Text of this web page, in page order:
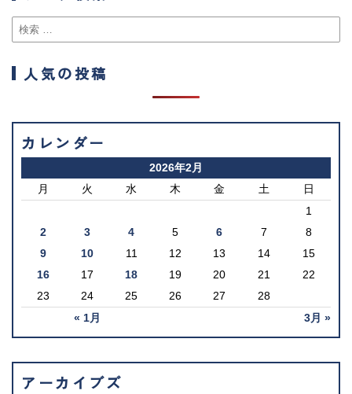
人気の投稿
カレンダー
2026年2月
月
火 水 木 金 土 日
« 1月 3月 »
1
2
3 4 5 6 7
8
9
10 11 12 13 14
15
16
17 18 19 20 21
22
23
24 25 26 27 28
アーカイブズ